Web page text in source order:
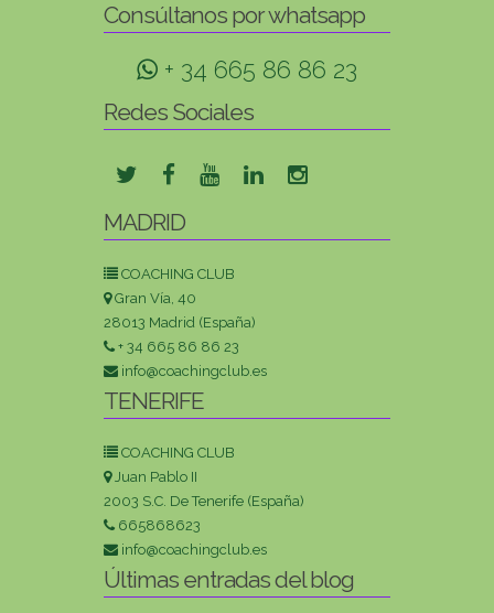
Consúltanos por whatsapp
+ 34 665 86 86 23
Redes Sociales
MADRID
COACHING CLUB
Gran Vía, 40
28013 Madrid (España)
+ 34 665 86 86 23
info@coachingclub.es
TENERIFE
COACHING CLUB
Juan Pablo II
2003 S.C. De Tenerife (España)
665868623
info@coachingclub.es
Últimas entradas del blog